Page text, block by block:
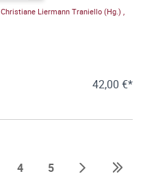
Christiane Liermann Traniello (Hg.) ,
42,00 €*
4 5